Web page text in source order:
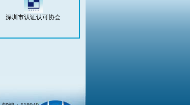
深圳市认证认可协会